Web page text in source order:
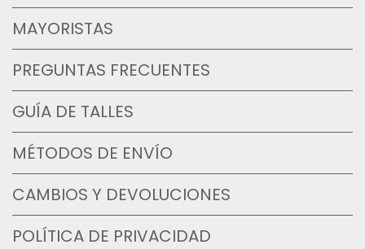
MAYORISTAS
PREGUNTAS FRECUENTES
GUÍA DE TALLES
MÉTODOS DE ENVÍO
CAMBIOS Y DEVOLUCIONES
POLÍTICA DE PRIVACIDAD